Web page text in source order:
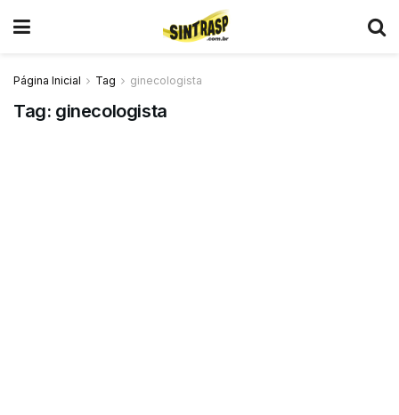
Página Inicial Tag ginecologista
Tag: ginecologista